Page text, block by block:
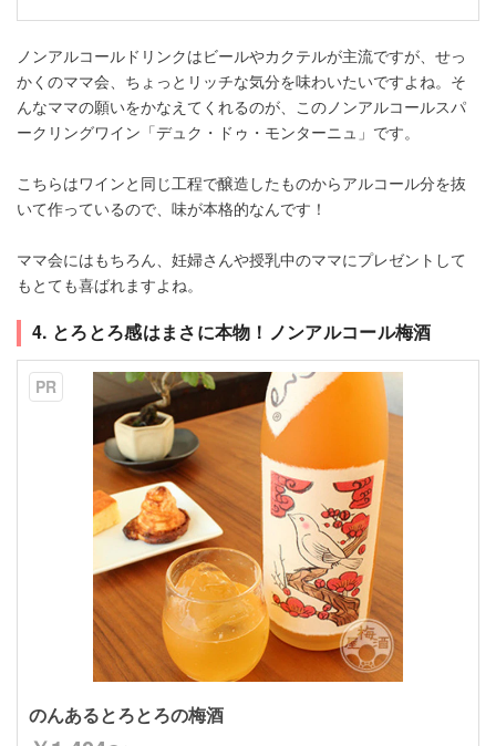
ノンアルコールドリンクはビールやカクテルが主流ですが、せっ
かくのママ会、ちょっとリッチな気分を味わいたいですよね。そ
んなママの願いをかなえてくれるのが、このノンアルコールスパ
ークリングワイン「デュク・ドゥ・モンターニュ」です。
こちらはワインと同じ工程で醸造したものからアルコール分を抜
いて作っているので、味が本格的なんです！
ママ会にはもちろん、妊婦さんや授乳中のママにプレゼントして
もとても喜ばれますよね。
4. とろとろ感はまさに本物！ノンアルコール梅酒
PR
のんあるとろとろの梅酒